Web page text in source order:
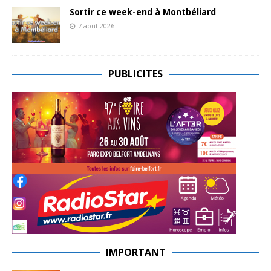
Sortir ce week-end à Montbéliard
7 août 2026
PUBLICITES
IMPORTANT